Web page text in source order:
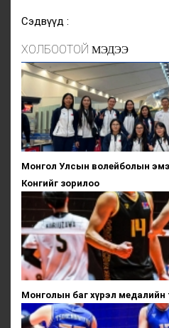
Сэдвүүд :
ХОЛБООТОЙ МЭДЭЭ
Монгол Улсын волейболын
Конгийг зорилоо
Монголын баг хүрэл